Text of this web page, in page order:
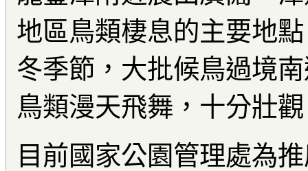
地區鳥類棲息的主要地
冬季節，大批候鳥過境
鳥類漫天飛舞，十分壯
目前國家公園管理處為